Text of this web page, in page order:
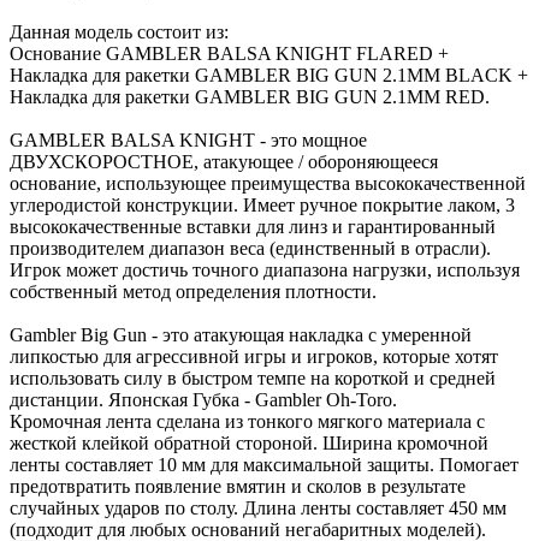
Данная модель состоит из:
Основание GAMBLER BALSA KNIGHT FLARED +
Накладка для ракетки GAMBLER BIG GUN 2.1MM BLACK +
Накладка для ракетки GAMBLER BIG GUN 2.1MM RED.
GAMBLER BALSA KNIGHT - это мощное
ДВУХСКОРОСТНОЕ, атакующее / обороняющееся
основание, использующее преимущества высококачественной
углеродистой конструкции. Имеет ручное покрытие лаком, 3
высококачественные вставки для линз и гарантированный
производителем диапазон веса (единственный в отрасли).
Игрок может достичь точного диапазона нагрузки, используя
собственный метод определения плотности.
Gambler Big Gun - это атакующая накладка с умеренной
липкостью для агрессивной игры и игроков, которые хотят
использовать силу в быстром темпе на короткой и средней
дистанции. Японская Губка - Gambler Oh-Toro.
Кромочная лента сделана из тонкого мягкого материала с
жесткой клейкой обратной стороной. Ширина кромочной
ленты составляет 10 мм для максимальной защиты. Помогает
предотвратить появление вмятин и сколов в результате
случайных ударов по столу. Длина ленты составляет 450 мм
(подходит для любых оснований негабаритных моделей).